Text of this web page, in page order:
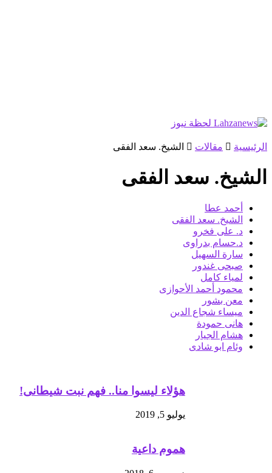
الرئيسية مقالات الشيخ. سعد الفقى
الشيخ. سعد الفقى
أحمد عطا
الشيخ. سعد الفقى
د. على فخرو
د.حسام بدراوى
سارة السهيل
صبحى غندور
لمياء كامل
محمود أحمد الأحوازى
معن بشور
ميساء شجاع الدين
هانى حمودة
هشام الجيار
وئام ابو شادى
هؤلاء ليسوا منا.. فهم نبت شيطانى!
يوليو 5, 2019
هموم داعية